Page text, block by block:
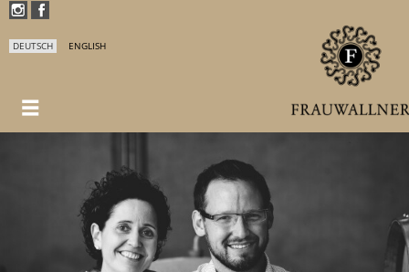
DEUTSCH ENGLISH